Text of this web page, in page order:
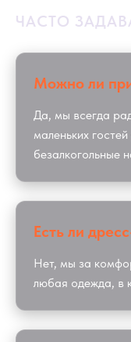
ЧАСТО
Можно ли
Да, мы всегда
маленьких
безалкогольные
Есть ли
Нет, мы за
любая одежда, в